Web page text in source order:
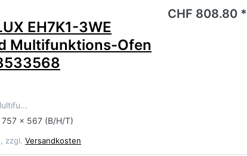
Produkt liegen noch keine Bewertungen vor.
EH7K1-3WE
Multifunktions-Ofen
x 567 (B/H/T)
zzgl. Versandkosten
CHF 808.80 *